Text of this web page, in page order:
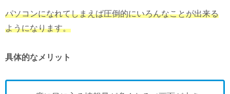
パソコンになれてしまえば圧倒的にいろんなことが出来る
ようになります。
具体的なメリット